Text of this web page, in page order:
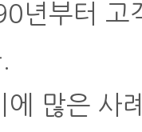
년부터 고
에 많은 사